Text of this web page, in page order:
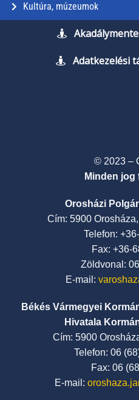
Kultúra, múzeumok
Adatkezelési
© 2023 –
Minden jog
Orosházi
Cím: 5900
Telefon:
Fax: +36-
Zöldvonal:
E-mail:
Békés Vármegyei
Hivatala
Cím: 5900
Telefon: 06
Fax: 06
E-mail: